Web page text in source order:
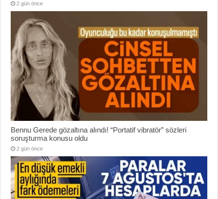
2 gün önce
Bennu Gerede gözaltına alındı! “Portatif vibratör” sözleri
soruşturma konusu oldu
2 gün önce